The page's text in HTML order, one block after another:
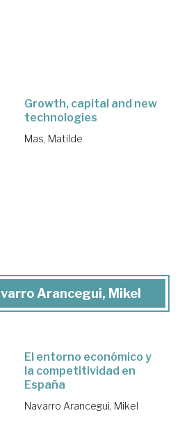
Growth, capital and new
technologies
Mas, Matilde
Arancegui, Mikel
El entorno económico y
la competitividad en
España
Navarro Arancegui, Mikel